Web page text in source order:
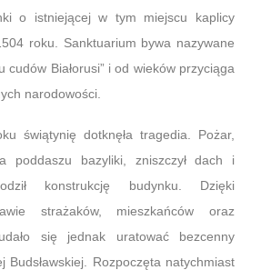
o istniejącej w tym miejscu kaplicy
roku. Sanktuarium bywa nazywane
cudów Białorusi” i od wieków przyciąga
narodowości.
świątynię dotknęła tragedia. Pożar,
poddaszu bazyliki, zniszczył dach i
konstrukcję budynku. Dzięki
strażaków, mieszkańców oraz
się jednak uratować bezcenny
Budsławskiej. Rozpoczęta natychmiast